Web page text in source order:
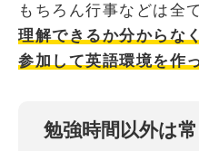
もちろん行事などは全
理解できるか分からな
参加して英語環境を作
勉強時間以外は